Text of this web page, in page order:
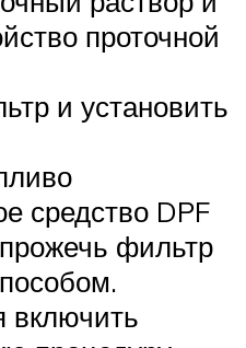
проточной
и установить
средство DPF
фильтр
включить